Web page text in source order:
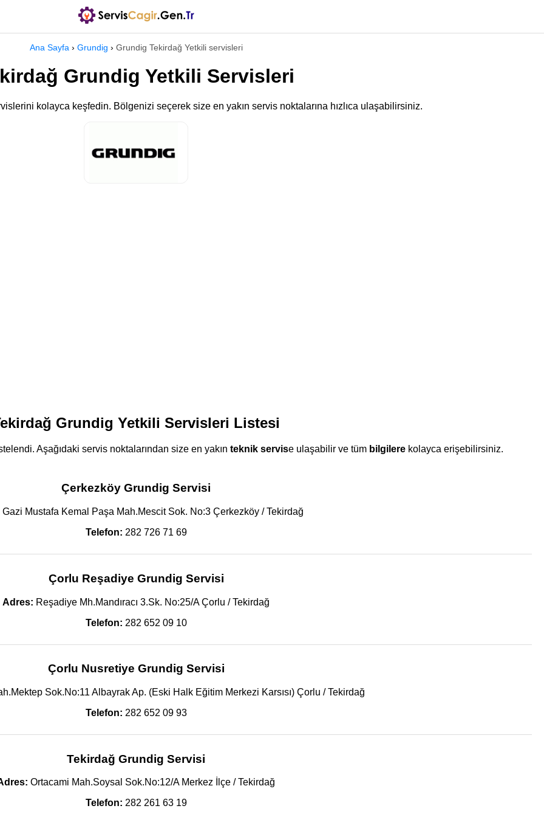
Ana Sayfa › Grundig › Grundig Tekirdağ Yetkili servisleri
Grundig Yetkili Servisleri
kolayca keşfedin. Bölgenizi seçerek size en yakın servis noktalarına hızlıca ulaşabilirsiniz.
Grundig Yetkili Servisleri Listesi
Aşağıdaki servis noktalarından size en yakın teknik servise ulaşabilir ve tüm bilgilerekolayca erişebilirsiniz.
Çerkezköy Grundig Servisi
Gazi Mustafa Kemal Paşa Mah.Mescit Sok. No:3 Çerkezköy / Tekirdağ
Telefon: 282 726 71 69
Çorlu Reşadiye Grundig Servisi
Adres: Reşadiye Mh.Mandıracı 3.Sk. No:25/A Çorlu / Tekirdağ
Telefon: 282 652 09 10
Çorlu Nusretiye Grundig Servisi
Sok.No:11 Albayrak Ap. (Eski Halk Eğitim Merkezi Karsısı) Çorlu / Tekirdağ
Telefon: 282 652 09 93
Tekirdağ Grundig Servisi
Ortacami Mah.Soysal Sok.No:12/A Merkez İlçe / Tekirdağ
Telefon: 282 261 63 19